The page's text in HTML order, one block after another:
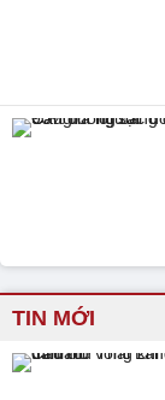
TIN MỚI